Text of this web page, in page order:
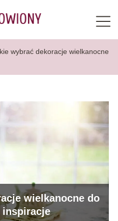
wybrać dekoracje wielkanocne
wielkanocne do
inspiracje